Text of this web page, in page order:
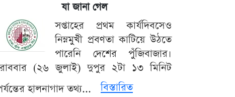
যা জানা গেল
সপ্তাহের প্রথম কার্যদিবসেও
নিম্নমুখী প্রবণতা কাটিয়ে উঠতে
পারেনি দেশের পুঁজিবাজার।
(২৬ জুলাই) দুপুর ২টা ১৩ মিনিট
হালনাগাদ তথ্য...
বিস্তারিত